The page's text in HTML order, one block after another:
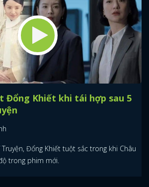
Đổng Khiết khi tái hợp sau 5
Đổng Khiết tuột sắc trong khi Châu
trong phim mới.